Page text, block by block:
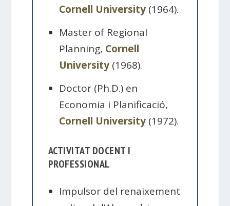
Cornell University (1964).
Master of Regional
Planning, Cornell
University (1968).
Doctor (Ph.D.) en
Economia i Planificació,
Cornell University (1972).
ACTIVITAT DOCENT I
PROFESSIONAL
Impulsor del renaixement